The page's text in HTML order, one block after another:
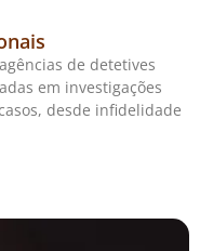
de detetives
em investigações
desde infidelidade